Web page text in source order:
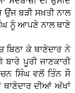
ਉਂਜ ਬੜੀ ਸਖ਼ਤੀ ਨਾਲ
ਨੂੰ ਆਪਣੇ ਨਾਲ ਥਾਣੇ
ਕੇ ਥਾਣੇਦਾਰ ਨੇ
ਪੂਰੀ ਜਾਣਕਾਰੀ
ਸਿੰਘ ਵਲੋਂ ਤਿੰਨ ਸੌ
ਥਾਣੇਦਾਰ ਦੀਆਂ ਅੱਖਾਂ